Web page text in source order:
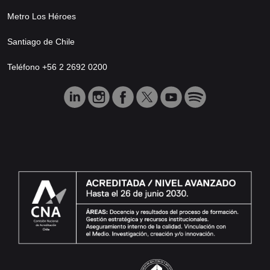
Metro Los Héroes
Santiago de Chile
Teléfono +56 2 2692 0200